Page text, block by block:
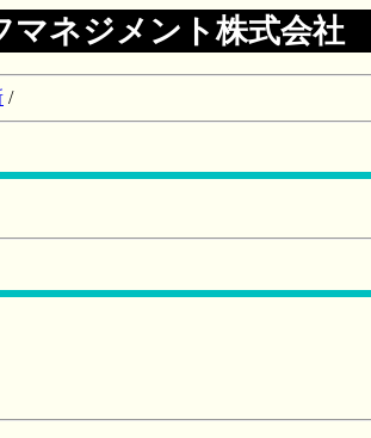
マネジメント株式会社
/